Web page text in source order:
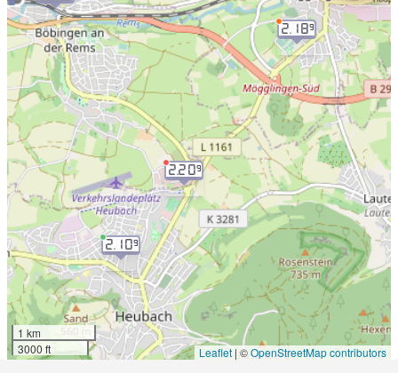
2.209
2.109
2.189
1 km
3000 ft
Leaflet|©OpenStreetMap contributors